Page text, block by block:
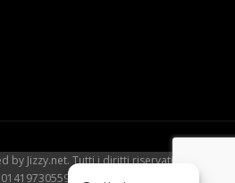
Jizzy.net. Tutti i diritti riservati. P.Iva
01419730559